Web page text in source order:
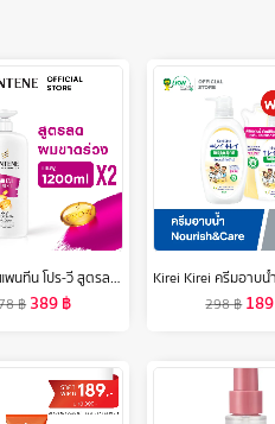
[จัมโบ้แพ็ค] แพนทีน โปร-วี สูตรลดผมขาดหลุดร่วง แชมพู 1.2 ลิตร. x2 ผลิตภัณฑ์ดูแลผม บํารุงผม Pantene Pro-V Hair Fall Control Shampoo 1.2 L. x2
฿ 389฿
298฿ 189